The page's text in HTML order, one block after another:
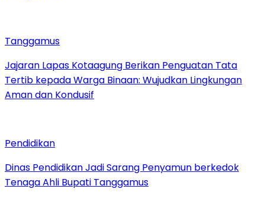
Tanggamus
Jajaran Lapas Kotaagung Berikan Penguatan Tata
Tertib kepada Warga Binaan: Wujudkan Lingkungan
Aman dan Kondusif
Pendidikan
Dinas Pendidikan Jadi Sarang Penyamun berkedok
Tenaga Ahli Bupati Tanggamus